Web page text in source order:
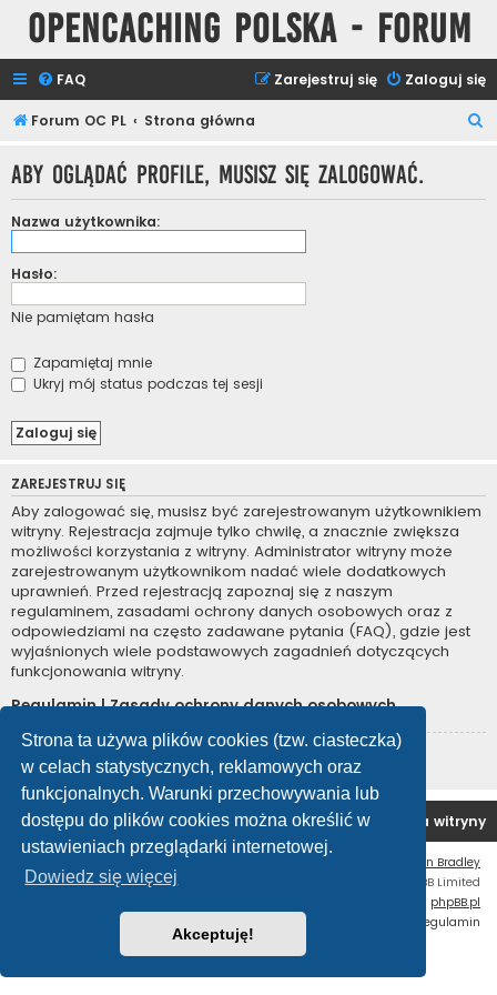
Strona ta używa plików cookies (tzw. ciasteczka)
w celach statystycznych, reklamowych oraz
funkcjonalnych. Warunki przechowywania lub
dostępu do plików cookies można określić w
ustawieniach przeglądarki internetowej.
Dowiedz się więcej
Akceptuję!
Opencaching Polska - Forum
FAQ Zaloguj się
Zarejestruj się
Forum OC PL Strona główna
k
Aby oglądać profile, musisz się zalogować.
Nazwa użytkownika:
Hasło:
Nie pamiętam hasła
Zapamiętaj mnie
Ukryj mój status podczas tej sesji
ZAREJESTRUJ SIĘ
Aby zalogować się, musisz być zarejestrowanym użytkownikiem
witryny. Rejestracja zajmuje tylko chwilę, a znacznie zwiększa
możliwości korzystania z witryny. Administrator witryny może
zarejestrowanym użytkownikom nadać wiele dodatkowych
uprawnień. Przed rejestracją zapoznaj się z naszym
regulaminem, zasadami ochrony danych osobowych oraz z
odpowiedziami na często zadawane pytania (FAQ), gdzie jest
wyjaśnionych wiele podstawowych zagadnień dotyczących
funkcjonowania witryny.
Regulamin|Zasady ochrony danych osobowych
Zarejestruj się
Forum OC PL Strona główna Usuń ciasteczka witryny
Ian Bradley
Technologię dostarcza
® Forum Software © phpBB Limited
phpBB.pl
Regulamin